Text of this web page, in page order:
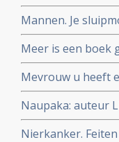
Mannen. Je
Meer is een boek
ontroerend boek
Mevrouw u heeft
Naupaka: auteur
voor haar partner
Nierkanker.